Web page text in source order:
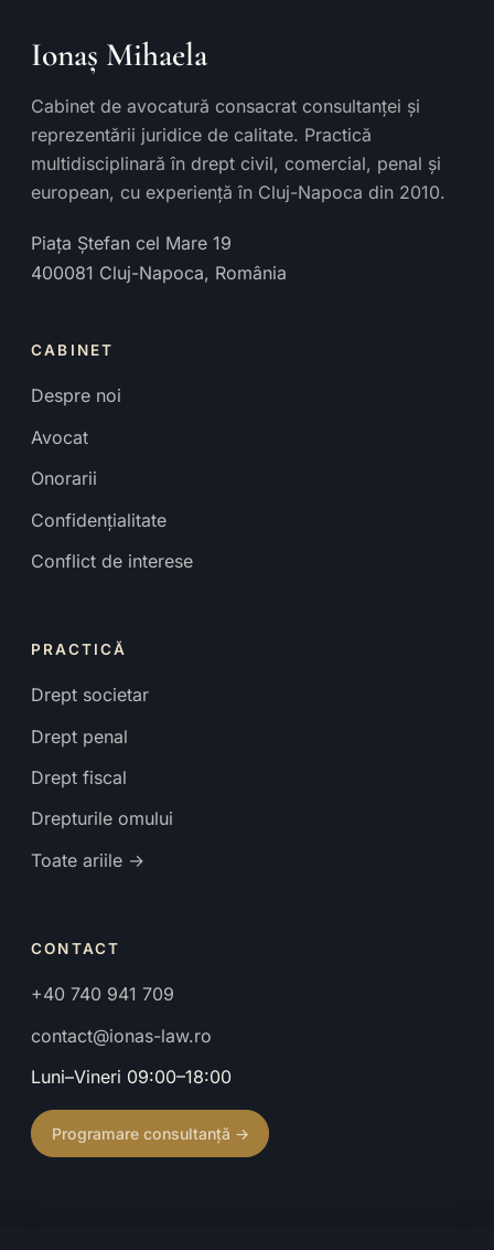
Ionaș Mihaela
Cabinet de avocatură consacrat consultanței și
reprezentării juridice de calitate. Practică
multidisciplinară în drept civil, comercial, penal și
european, cu experiență în Cluj-Napoca din 2010.
Piața Ștefan cel Mare 19
400081 Cluj-Napoca, România
CABINET
Despre noi
Avocat
Onorarii
Confidențialitate
Conflict de interese
PRACTICĂ
Drept societar
Drept penal
Drept fiscal
Drepturile omului
Toate ariile →
CONTACT
+40 740 941 709
contact@ionas-law.ro
Luni–Vineri 09:00–18:00
Programare consultanță →